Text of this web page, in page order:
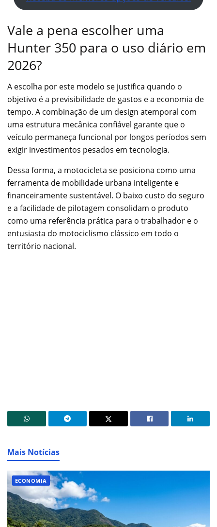
Vale a pena escolher uma
Hunter 350 para o uso diário em
2026?
A escolha por este modelo se justifica quando o
objetivo é a previsibilidade de gastos e a economia de
tempo. A combinação de um design atemporal com
uma estrutura mecânica confiável garante que o
veículo permaneça funcional por longos períodos sem
exigir investimentos pesados em tecnologia.
Dessa forma, a motocicleta se posiciona como uma
ferramenta de mobilidade urbana inteligente e
financeiramente sustentável. O baixo custo do seguro
e a facilidade de pilotagem consolidam o produto
como uma referência prática para o trabalhador e o
entusiasta do motociclismo clássico em todo o
território nacional.
Mais Notícias
ECONOMIA